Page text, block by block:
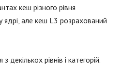
кеш різного рівня
але кеш L3 розрахований
декількох рівнів і категорій.